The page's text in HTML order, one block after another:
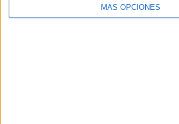
MÁS OPCIONES